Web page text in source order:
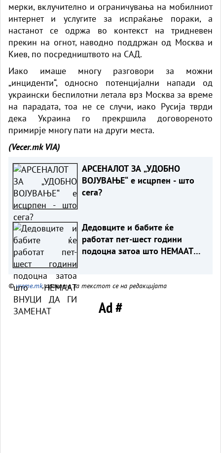
мерки, вклучително и ограничувања на мобилниот
интернет и услугите за испраќање пораки, а
настанот се одржа во контекст на тридневен
прекин на огнот, наводно поддржан од Москва и
Киев, по посредништвото на САД.
Иако имаше многу разговори за можни
„инциденти“, односно потенцијални напади од
украински беспилотни летала врз Москва за време
на парадата, тоа не се случи, иако Русија тврди
дека Украина го прекршила договореното
примирје многу пати на други места.
(Vecer.mkVIA)
АРСЕНАЛОТ ЗА „УДОБНО
ВОЈУВАЊЕ“ е исцрпен - што
сега?
Дедовците и бабите ќе
работат пет-шест години
подоцна затоа што НЕМААТ
©vreme.mk, правата за текстот се на редакцијата
Ad #